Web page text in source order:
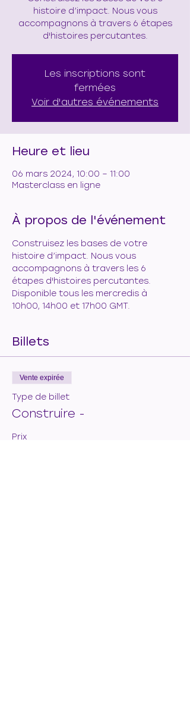
histoire d’impact. Nous vous
accompagnons à travers 6 étapes
d'histoires percutantes.
Les inscriptions sont
fermées
Voir d'autres événements
Heure et lieu
06 mars 2024, 10:00 – 11:00
Masterclass en ligne
À propos de l'événement
Construisez les bases de votre
histoire d’impact. Nous vous
accompagnons à travers les 6
étapes d'histoires percutantes.
Disponible tous les mercredis à
10h00, 14h00 et 17h00 GMT.
Billets
Vente expirée
Type de billet
Construire -
Prix